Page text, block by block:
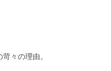
々の理由。